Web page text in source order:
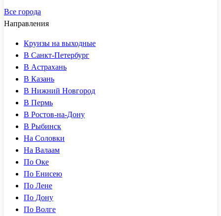
Все города
Направления
Круизы на выходные
В Санкт-Петербург
В Астрахань
В Казань
В Нижний Новгород
В Пермь
В Ростов-на-Дону
В Рыбинск
На Соловки
На Валаам
По Оке
По Енисею
По Лене
По Дону
По Волге